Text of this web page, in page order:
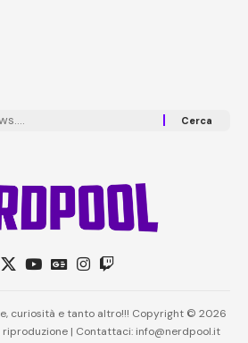
curiosità e tanto altro!!! Copyright © 2026
| Contattaci: info@nerdpool.it